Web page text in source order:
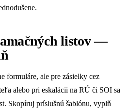
listov —
formuláre, ale pre zásielky cez
alebo pri eskalácii na RÚ či SOI sa
Skopíruj príslušnú šablónu, vyplň